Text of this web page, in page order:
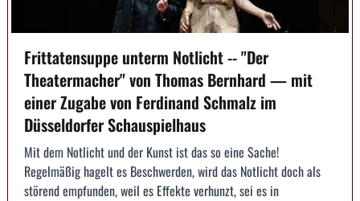
Frittatensuppe unterm Notlicht -- "Der
Theatermacher" von Thomas Bernhard — mit
einer Zugabe von Ferdinand Schmalz im
Düsseldorfer Schauspielhaus
Mit dem Notlicht und der Kunst ist das so eine Sache!
Regelmäßig hagelt es Beschwerden, wird das Notlicht doch als
störend empfunden, weil es Effekte verhunzt, sei es in